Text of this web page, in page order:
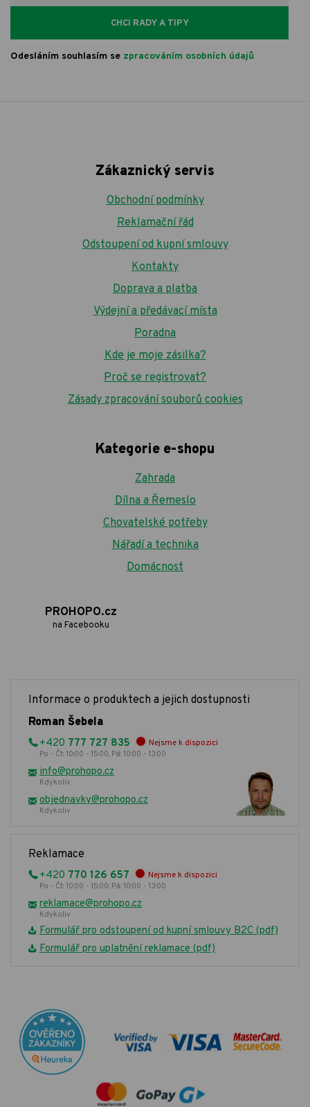
CHCI RADY A TIPY
Odesláním souhlasím se zpracováním osobních údajů
Zákaznický servis
Obchodní podmínky
Reklamační řád
Odstoupení od kupní smlouvy
Kontakty
Doprava a platba
Výdejní a předávací místa
Poradna
Kde je moje zásilka?
Proč se registrovat?
Zásady zpracování souborů cookies
Kategorie e-shopu
Zahrada
Dílna a Řemeslo
Chovatelské potřeby
Nářadí a technika
Domácnost
PROHOPO.cz
na Facebooku
Informace o produktech a jejich dostupnosti
Roman Šebela
+420 777 727 835 Nejsme k dispozici
Po - Čt: 10:00 - 15:00, Pá: 10:00 - 13:00
info@prohopo.cz
Kdykoliv
objednavky@prohopo.cz
Kdykoliv
Reklamace
+420 770 126 657 Nejsme k dispozici
Po - Čt: 10:00 - 15:00, Pá: 10:00 - 13:00
reklamace@prohopo.cz
Kdykoliv
Formulář pro odstoupení od kupní smlouvy B2C (pdf)
Formulář pro uplatnění reklamace (pdf)